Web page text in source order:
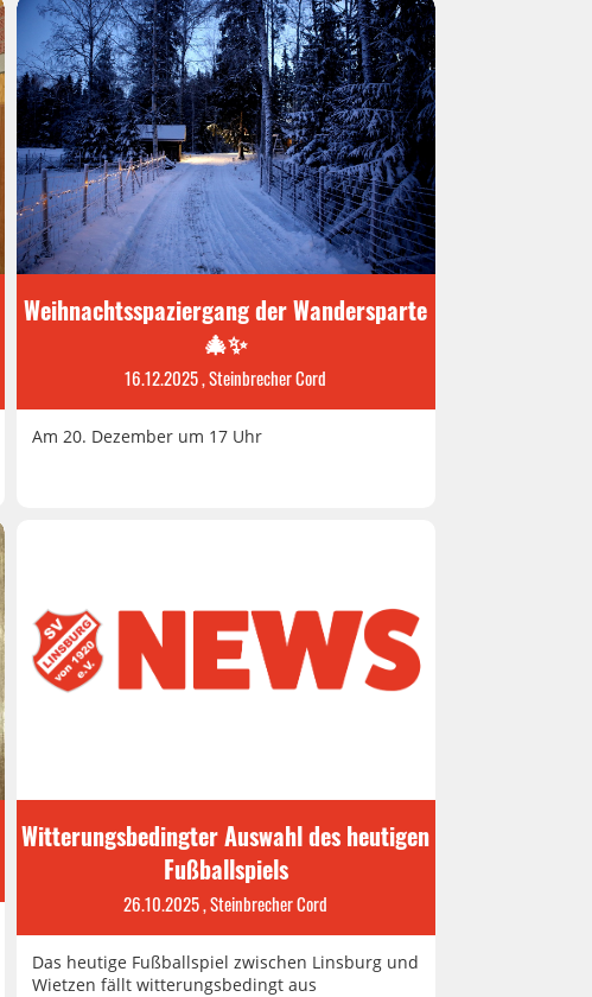
Weihnachtsspaziergang der Wandersparte
🎄✨
16.12.2025, Steinbrecher Cord
Am 20. Dezember um 17 Uhr
Witterungsbedingter Auswahl des heutigen
Fußballspiels
26.10.2025, Steinbrecher Cord
Das heutige Fußballspiel zwischen Linsburg und
Wietzen fällt witterungsbedingt aus